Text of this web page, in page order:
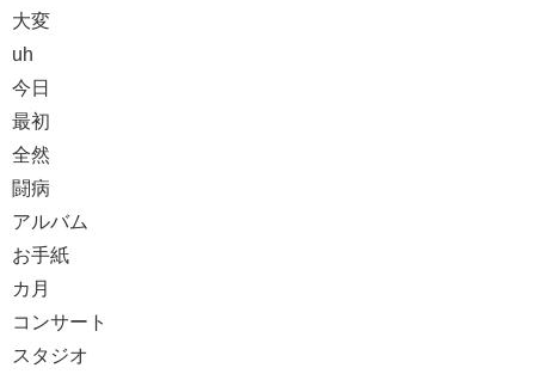
大変
uh
今日
最初
全然
闘病
アルバム
お手紙
カ月
コンサート
スタジオ